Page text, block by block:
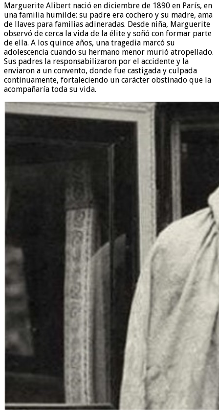
Marguerite Alibert nació en diciembre de 1890 en París, en
una familia humilde: su padre era cochero y su madre, ama
de llaves para familias adineradas. Desde niña, Marguerite
observó de cerca la vida de la élite y soñó con formar parte
de ella. A los quince años, una tragedia marcó su
adolescencia cuando su hermano menor murió atropellado.
Sus padres la responsabilizaron por el accidente y la
enviaron a un convento, donde fue castigada y culpada
continuamente, fortaleciendo un carácter obstinado que la
acompañaría toda su vida.